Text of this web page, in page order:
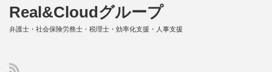
Real&Cloudグループ
弁護士・社会保険労務士・税理士・効率化支援・人事支援